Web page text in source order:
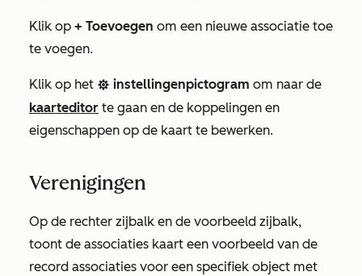
Klik op + Toevoegen om een nieuwe associatie toe
te voegen.
Klik op het settings instellingenpictogram om naar de
kaarteditor te gaan en de koppelingen en
eigenschappen op de kaart te bewerken.
Verenigingen
Op de rechter zijbalk en de voorbeeld zijbalk,
toont de associaties kaart een voorbeeld van de
record associaties voor een specifiek object met